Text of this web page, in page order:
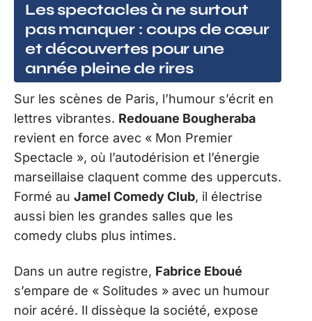
Les spectacles à ne surtout
pas manquer : coups de cœur
et découvertes pour une
année pleine de rires
Sur les scènes de Paris, l’humour s’écrit en
lettres vibrantes. Redouane Bougheraba
revient en force avec « Mon Premier
Spectacle », où l’autodérision et l’énergie
marseillaise claquent comme des uppercuts.
Formé au Jamel Comedy Club, il électrise
aussi bien les grandes salles que les
comedy clubs plus intimes.
Dans un autre registre, Fabrice Eboué
s’empare de « Solitudes » avec un humour
noir acéré. Il dissèque la société, expose